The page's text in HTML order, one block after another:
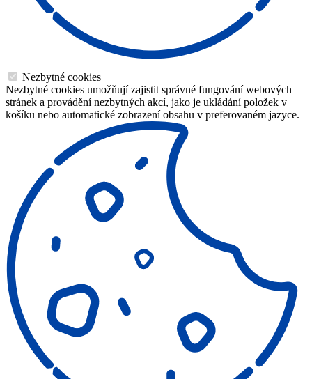
Nezbytné cookies
Nezbytné cookies umožňují zajistit správné fungování webových
stránek a provádění nezbytných akcí, jako je ukládání položek v
košíku nebo automatické zobrazení obsahu v preferovaném jazyce.